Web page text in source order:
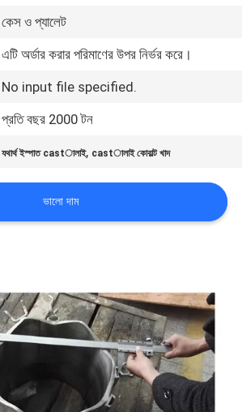
কেস ও প্যালেট
এটি অর্ডার করার পরিমাণের উপর নির্ভর করে।
No input file specified.
প্রতি বছর 2000 টন
যথার্থ ইস্পাত castালাই, castালাই কোবাল্ট খাদ
ভালো দাম